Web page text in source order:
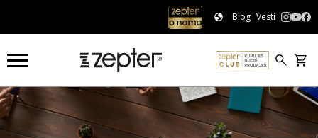
Blog Vesti